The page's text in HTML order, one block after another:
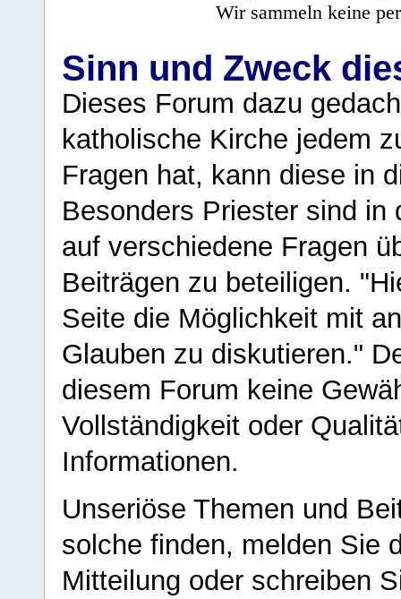
Wir sammeln keine
Sinn und Zweck
Dieses Forum dazu
katholische Kirche jedem
Fragen hat, kann diese in
Besonders Priester sind in
auf verschiedene Fragen
Beiträgen zu beteiligen.
Seite die Möglichkeit mit
Glauben zu diskutieren."
diesem Forum keine
Vollständigkeit oder
Informationen.
Unseriöse Themen und
solche finden, melden Sie
Mitteilung oder schreiben